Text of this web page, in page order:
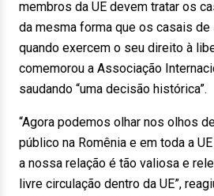
membros da UE devem tratar os
da mesma forma que os casais
quando exercem o seu direito à
comemorou a Associação
saudando “uma decisão histórica”.
“Agora podemos olhar nos olhos
público na Romênia e em toda a
a nossa relação é tão valiosa e
livre circulação dentro da UE”,